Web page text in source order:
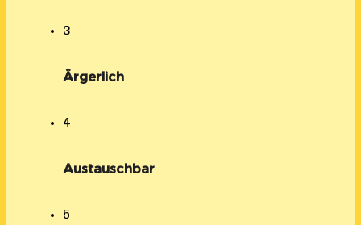
3
Ärgerlich
4
Austauschbar
5